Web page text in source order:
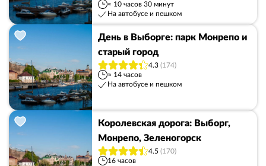
≈ 10 часов 30 минут
На автобусе и пешком
День в Выборге: парк Монрепо и
старый город
4.3 (174)
≈ 14 часов
На автобусе и пешком
Королевская дорога: Выборг,
Монрепо, Зеленогорск
4.5 (170)
16 часов